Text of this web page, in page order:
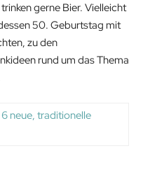
gerne Bier. Vielleicht
50. Geburtstag mit
zu den
rund um das Thema